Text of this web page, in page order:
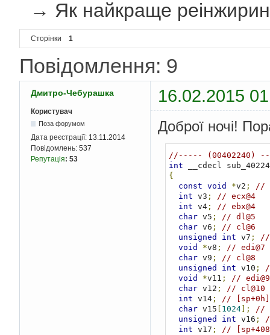
→ Як найкраще
Сторінки 1
Повідомлення: 9
Дмитро-Чебурашка 16.02.2015
Користувач
Поза форумом
Дата реєстрації: 13.11.2014
Повідомлень: 537
Репутація: 53
Доброї ночі!
//-----
int __cdecl
{
const void *v2 ;
//
int v3 ;
// ecx@4
int v4;
// ebx@4
char v5 ;
// dl@5
char v6 ;
// cl@6
unsigned
int v7 ;
//
void
*v8 ;
// edi@7
char v9 ;
// cl@8
unsigned
int v10 ;
void
*v11 ;
// edi@9
char v12 ;
// cl@10
int v14;
// [sp+0h]
char v15 1024];
//
unsigned
int v16 ;
int v17 ; //